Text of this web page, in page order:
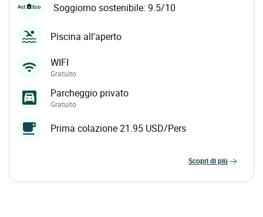
Soggiorno sostenibile: 9.5/10
Piscina all'aperto
WIFI
Gratuito
Parcheggio privato
Gratuito
Prima colazione 21.95 USD/Pers
scopri di più